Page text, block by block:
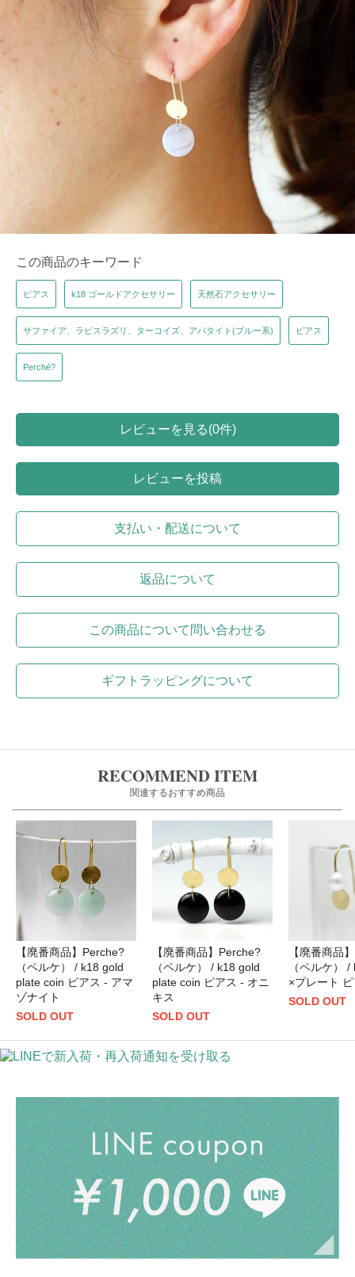
この商品のキーワード
ピアス k18 ゴールドアクセサリー 天然石アクセサリー
サファイア、ラピスラズリ、ターコイズ、アパタイト(ブルー系) ピアス
Perché?
レビューを見る(0件)
レビューを投稿
支払い・配送について
返品について
この商品について問い合わせる
ギフトラッピングについて
RECOMMEND ITEM
関連するおすすめ商品
【廃番商品】Perche?
（ペルケ） / k18 gold
plate coin ピアス - アマ
ゾナイト
SOLD OUT
【廃番商品】Perche?
（ペルケ） / k18 gold
plate coin ピアス - オニ
キス
SOLD OUT
【廃番商品
（ペルケ）
×プレート
SOLD OUT